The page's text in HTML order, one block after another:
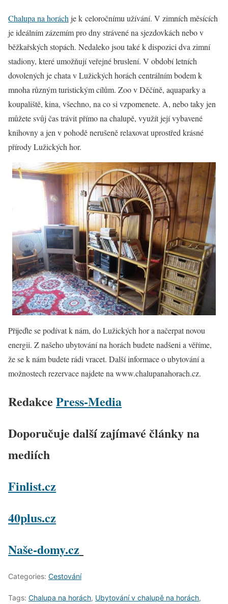
Chalupa na horáchje k celoročnímu užívání. V zimních měsících
je ideálním zázemím pro dny strávené na sjezdovkách nebo v
běžkařských stopách. Nedaleko jsou také k dispozici dva zimní
stadiony, které umožňují veřejné bruslení. V období letních
dovolených je chata v Lužických horách centrálním bodem k
mnoha různým turistickým cílům. Zoo v Děčíně, aquaparky a
koupaliště, kina, všechno, na co si vzpomenete. A, nebo taky jen
můžete svůj čas trávit přímo na chalupě, využít její vybavené
knihovny a jen v pohodě nerušeně relaxovat uprostřed krásné
přírody Lužických hor.
Přijeďte se podívat k nám, do Lužických hor a načerpat novou
energii. Z našeho ubytování na horách budete nadšeni a věříme,
že se k nám budete rádi vracet. Další informace o ubytování a
možnostech rezervace najdete na www.chalupanahorach.cz.
Redakce Press-Media
Doporučuje další zajímavé články na
mediích
Finlist.cz
40plus.cz
Naše-domy.cz
Categories: Cestování
Tags: Chalupa na horách, Ubytování v chalupě na horách,